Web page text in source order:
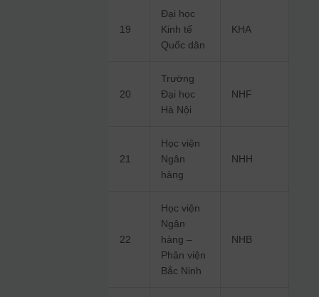
19
Đại học
Kinh tế
Quốc dân
KHA
20
Trường
Đại học
Hà Nội
NHF
21
Học viện
Ngân
hàng
NHH
22
Học viện
Ngân
hàng –
Phân viện
Bắc Ninh
NHB